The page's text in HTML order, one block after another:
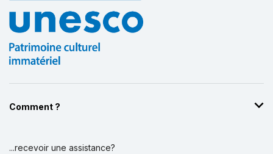
Comment ?
...recevoir une assistance?